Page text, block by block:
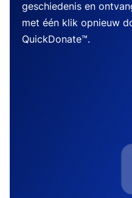
geschiedenis en
met één klik opnieuw
QuickDonate™.